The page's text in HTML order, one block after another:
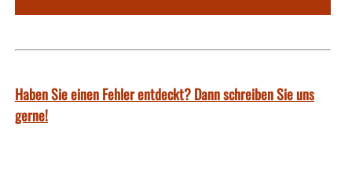
Haben Sie einen Fehler entdeckt? Dann schreiben Sie uns
gerne!